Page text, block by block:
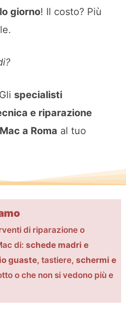
giorno! Il costo? Più
specialisti
e riparazione
a Roma al tuo
di riparazione o
di: schede madri e
guaste, tastiere, schermi e
o che non si vedono più e